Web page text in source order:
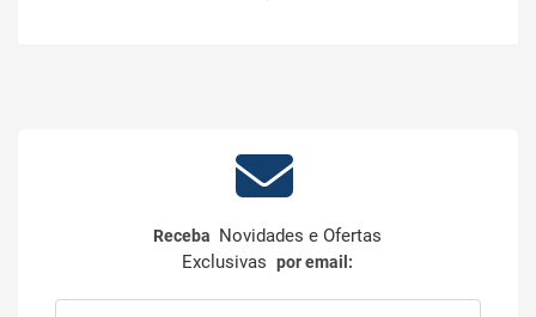
Receba Novidades e Ofertas
Exclusivaspor email: